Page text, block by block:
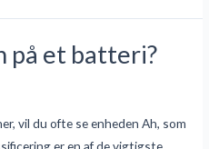
på et batteri?
vil du ofte se enheden Ah, som
er en af de vigtigste